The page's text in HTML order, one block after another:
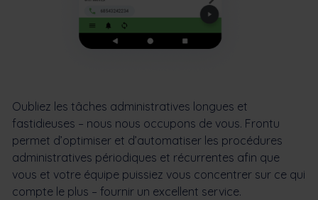
Oubliez les tâches administratives longues et
fastidieuses – nous nous occupons de vous. Frontu
permet d’optimiser et d’automatiser les procédures
administratives périodiques et récurrentes afin que
vous et votre équipe puissiez vous concentrer sur ce qui
compte le plus – fournir un excellent service.